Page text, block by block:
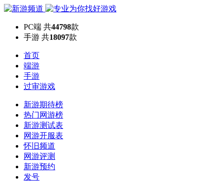
PC端 共44798款
手游 共18097款
首页
端游
手游
过审游戏
新游期待榜
热门网游榜
新游测试表
网游开服表
怀旧频道
网游评测
新游预约
发号